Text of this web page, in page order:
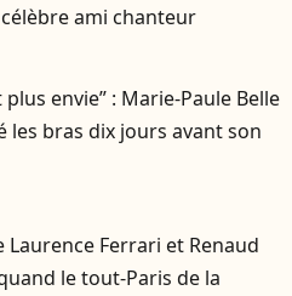
ami chanteur
plus envie” : Marie-Paule Belle
les bras dix jours avant son
Laurence Ferrari et Renaud
le tout-Paris de la